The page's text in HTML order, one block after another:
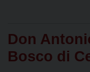
Don
Bosco di